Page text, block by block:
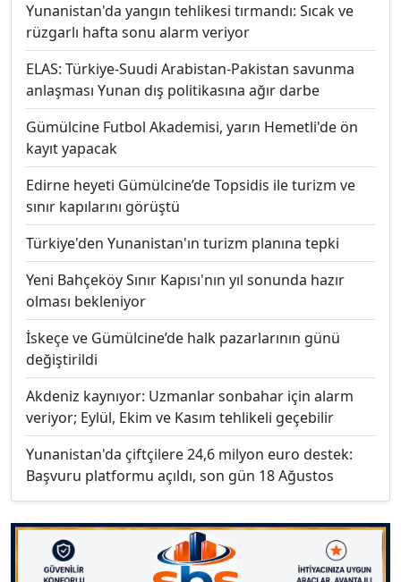
Yunanistan'da yangın tehlikesi tırmandı: Sıcak ve
rüzgarlı hafta sonu alarm veriyor
ELAS: Türkiye-Suudi Arabistan-Pakistan savunma
anlaşması Yunan dış politikasına ağır darbe
Gümülcine Futbol Akademisi, yarın Hemetli'de ön
kayıt yapacak
Edirne heyeti Gümülcine’de Topsidis ile turizm ve
sınır kapılarını görüştü
Türkiye'den Yunanistan'ın turizm planına tepki
Yeni Bahçeköy Sınır Kapısı'nın yıl sonunda hazır
olması bekleniyor
İskeçe ve Gümülcine’de halk pazarlarının günü
değiştirildi
Akdeniz kaynıyor: Uzmanlar sonbahar için alarm
veriyor; Eylül, Ekim ve Kasım tehlikeli geçebilir
Yunanistan'da çiftçilere 24,6 milyon euro destek:
Başvuru platformu açıldı, son gün 18 Ağustos